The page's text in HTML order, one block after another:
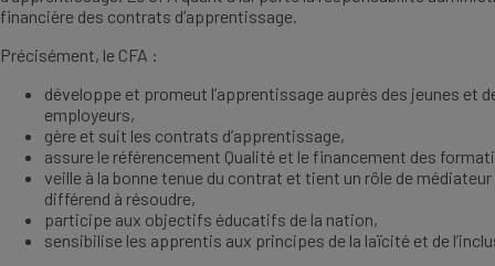
financière des contrats d’apprentissage.
Précisément, le CFA :
développe et promeut l’apprentissage auprès des jeunes et
employeurs,
gère et suit les contrats d’apprentissage,
assure le référencement Qualité et le financement des
veille à la bonne tenue du contrat et tient un rôle de médiateur
différend à résoudre,
participe aux objectifs éducatifs de la nation,
sensibilise les apprentis aux principes de la laïcité et de